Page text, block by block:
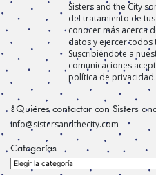
Sisters and the City
del tratamiento de
conocer más acerca
datos y ejercer todos
Suscribiéndote a
comunicaciones
política de privacidad.
¿Quiéres contactar con Sisters
info@sistersandthecity.com
Categorías
Categorías